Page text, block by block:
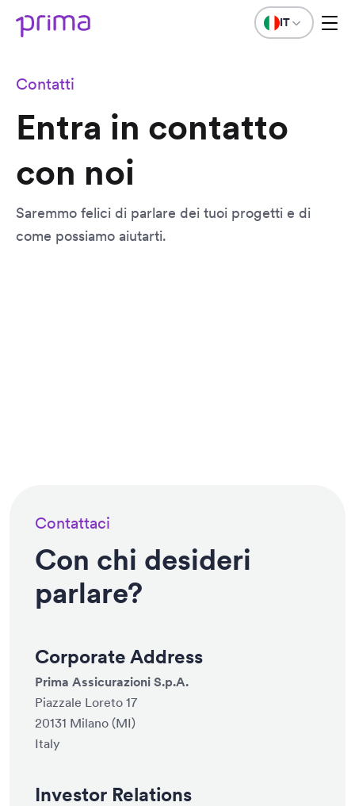
IT
Contatti
Entra in contatto
con noi
Saremmo felici di parlare dei tuoi progetti e di
come possiamo aiutarti.
Contattaci
Con chi desideri
parlare?
Corporate Address
Prima Assicurazioni S.p.A.
Piazzale Loreto 17
20131 Milano (MI)
Italy
Investor Relations